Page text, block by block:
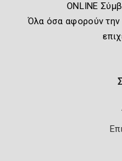
ONLINE
Όλα όσα αφορούν την